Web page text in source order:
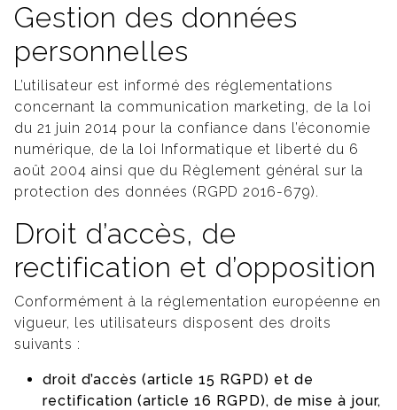
Gestion des données
personnelles
L’utilisateur est informé des réglementations
concernant la communication marketing, de la loi
du 21 juin 2014 pour la confiance dans l’économie
numérique, de la loi Informatique et liberté du 6
août 2004 ainsi que du Règlement général sur la
protection des données (RGPD 2016-679).
Droit d’accès, de
rectification et d’opposition
Conformément à la réglementation européenne en
vigueur, les utilisateurs disposent des droits
suivants :
droit d’accès (article 15 RGPD) et de
rectification (article 16 RGPD), de mise à jour,